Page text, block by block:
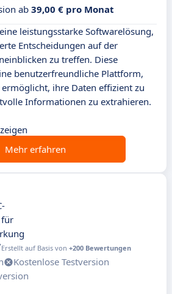
ab 39,00 € pro Monat
leistungsstarke Softwarelösung,
Entscheidungen auf der
zu treffen. Diese
benutzerfreundliche Plattform,
ihre Daten effizient zu
Informationen zu extrahieren.
Mehr erfahren
Erstellt auf Basis von +200 Bewertungen
Kostenlose Testversion